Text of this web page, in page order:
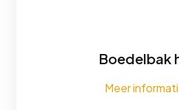
Boedelbak
Meer